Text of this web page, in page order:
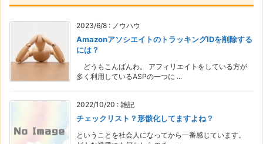
2023/6/8 : ノウハウ
AmazonアソシエイトのトラッキングIDを削除する
には？
どうもこんばんわ。 アフィリエイトをしている方が
多く利用しているASPの一つに ...
2022/10/20 : 雑記
チェックリスト？形骸化してますよね？
ということを社会人になってから一番感じています。